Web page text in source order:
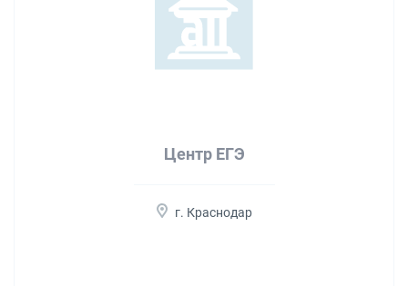
Центр ЕГЭ
г. Краснодар